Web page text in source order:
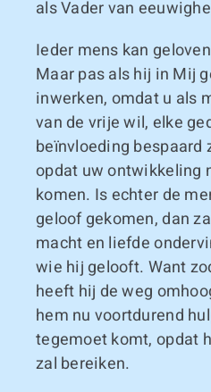
als Vader van
Ieder mens kan
Maar pas als hij in Mij
inwerken, omdat u als
van de vrije wil, elke
beïnvloeding bespaard
opdat uw ontwikkeling
komen. Is echter de
geloof gekomen, dan
macht en liefde
wie hij gelooft. Want
heeft hij de weg
hem nu voortdurend
tegemoet komt, opdat
zal bereiken.